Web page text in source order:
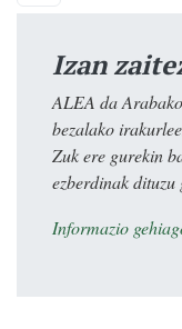
Izan
ALEA da
bezalako
Zuk ere gurekin
ezberdinak
Informazio